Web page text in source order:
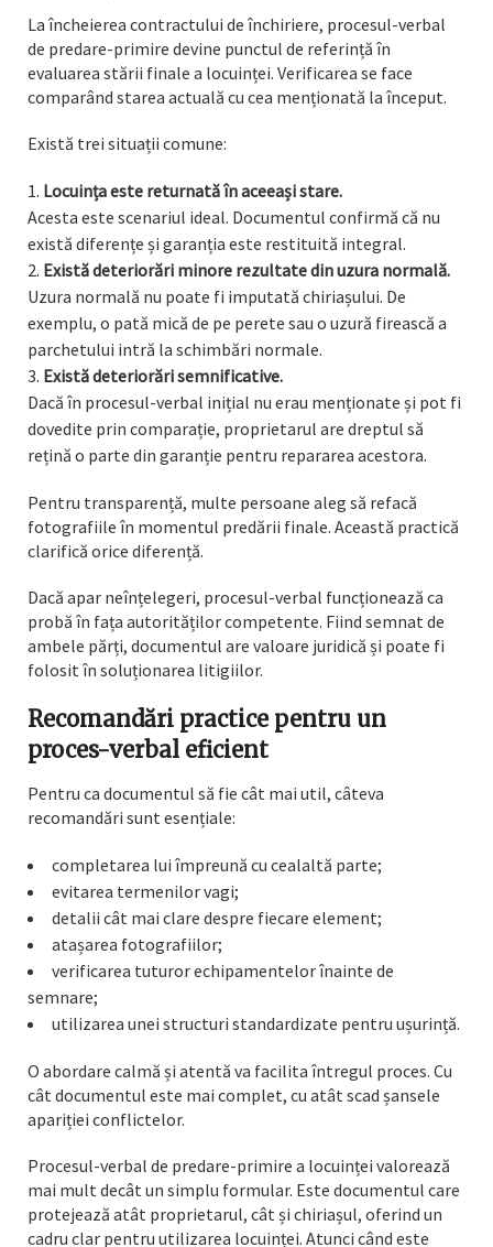
La încheierea contractului de închiriere, procesul-verbal
de predare-primire devine punctul de referință în
evaluarea stării finale a locuinței. Verificarea se face
comparând starea actuală cu cea menționată la început.
Există trei situații comune:
Locuința este returnată în aceeași stare.
Acesta este scenariul ideal. Documentul confirmă că nu
există diferențe și garanția este restituită integral.
Există deteriorări minore rezultate din uzura normală.
Uzura normală nu poate fi imputată chiriașului. De
exemplu, o pată mică de pe perete sau o uzură firească a
parchetului intră la schimbări normale.
Există deteriorări semnificative.
Dacă în procesul-verbal inițial nu erau menționate și pot fi
dovedite prin comparație, proprietarul are dreptul să
rețină o parte din garanție pentru repararea acestora.
Pentru transparență, multe persoane aleg să refacă
fotografiile în momentul predării finale. Această practică
clarifică orice diferență.
Dacă apar neînțelegeri, procesul-verbal funcționează ca
probă în fața autorităților competente. Fiind semnat de
ambele părți, documentul are valoare juridică și poate fi
folosit în soluționarea litigiilor.
Recomandări practice pentru un
proces-verbal eficient
Pentru ca documentul să fie cât mai util, câteva
recomandări sunt esențiale:
completarea lui împreună cu cealaltă parte;
evitarea termenilor vagi;
detalii cât mai clare despre fiecare element;
atașarea fotografiilor;
verificarea tuturor echipamentelor înainte de
semnare;
utilizarea unei structuri standardizate pentru ușurință.
O abordare calmă și atentă va facilita întregul proces. Cu
cât documentul este mai complet, cu atât scad șansele
apariției conflictelor.
Procesul-verbal de predare-primire a locuinței valorează
mai mult decât un simplu formular. Este documentul care
protejează atât proprietarul, cât și chiriașul, oferind un
cadru clar pentru utilizarea locuinței. Atunci când este